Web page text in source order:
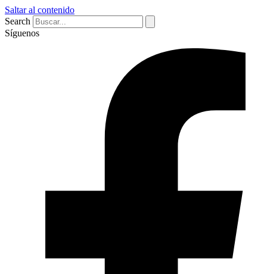
Saltar al contenido
Search
Síguenos